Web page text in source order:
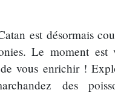
est désormais
Le moment est
vous enrichir !
des